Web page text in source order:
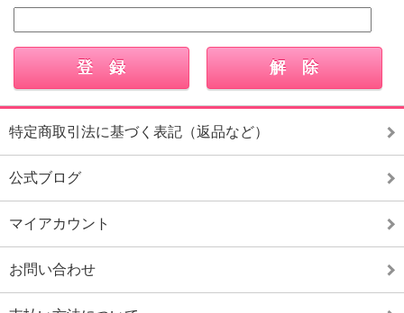
特定商取引法に基づく表記（返品など）
公式ブログ
マイアカウント
お問い合わせ